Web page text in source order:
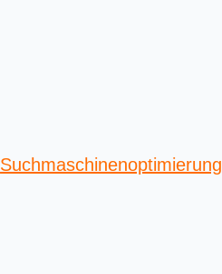
Suchmaschinenoptimierung